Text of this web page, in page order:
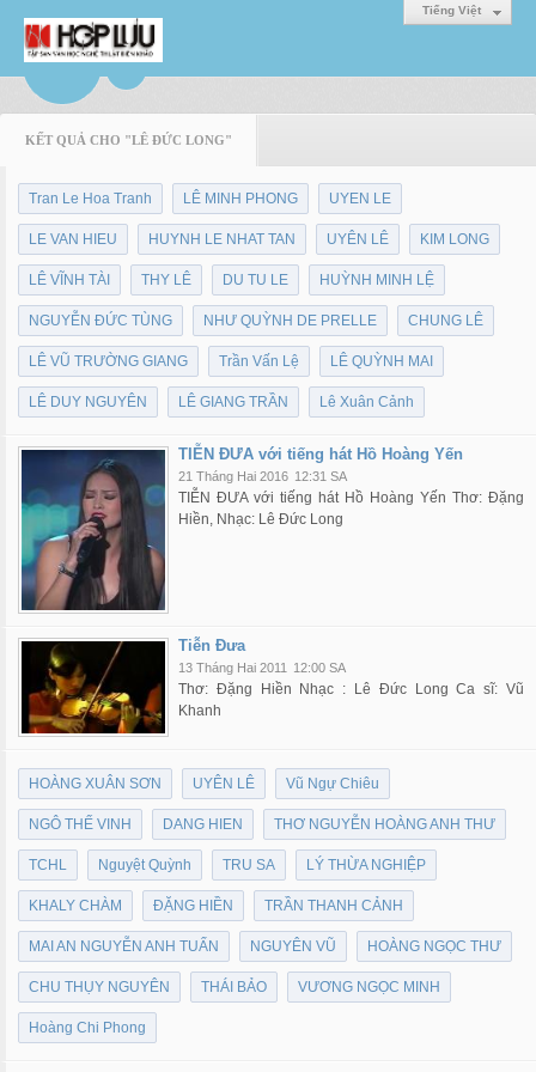
Tiếng Việt
KẾT QUẢ CHO "LÊ ĐỨC LONG"
Tran Le Hoa Tranh LÊ MINH PHONG UYEN LE
LE VAN HIEU HUYNH LE NHAT TAN UYÊN LÊ KIM LONG
LÊ VĨNH TÀI THY LÊ DU TU LE HUỲNH MINH LỆ
NGUYỄN ĐỨC TÙNG NHƯ QUỲNH DE PRELLE CHUNG LÊ
LÊ VŨ TRƯỜNG GIANG Trần Vấn Lệ LÊ QUỲNH MAI
LÊ DUY NGUYÊN LÊ GIANG TRẦN Lê Xuân Cảnh
TIỄN ĐƯA với tiếng hát Hồ Hoàng Yến
21 Tháng Hai 2016 12:31 SA
TIỄN ĐƯA với tiếng hát Hồ Hoàng Yến Thơ: Đặng
Hiền, Nhạc: Lê Đức Long
Tiễn Đưa
13 Tháng Hai 2011 12:00 SA
Thơ: Đặng Hiền Nhạc : Lê Đức Long Ca sĩ: Vũ
Khanh
HOÀNG XUÂN SƠN UYÊN LÊ Vũ Ngự Chiêu
NGÔ THẾ VINH DANG HIEN THƠ NGUYỄN HOÀNG ANH THƯ
TCHL Nguyệt Quỳnh TRU SA LÝ THỪA NGHIỆP
KHALY CHÀM ĐẶNG HIỀN TRẦN THANH CẢNH
MAI AN NGUYỄN ANH TUẤN NGUYÊN VŨ HOÀNG NGỌC THƯ
CHU THỤY NGUYÊN THÁI BẢO VƯƠNG NGỌC MINH
Hoàng Chi Phong